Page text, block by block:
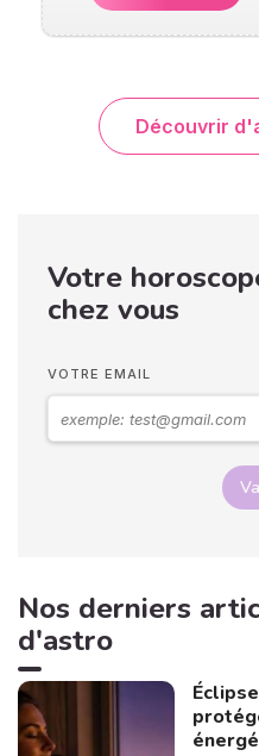
Découvrir
Votre
chez vous
VOTRE EMAIL
Nos derniers
d'astro